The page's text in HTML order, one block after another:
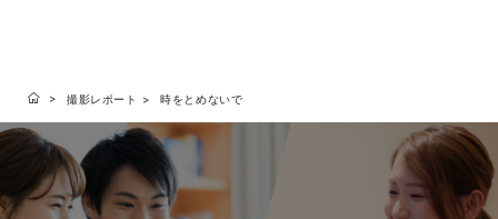
撮影レポート 時をとめないで